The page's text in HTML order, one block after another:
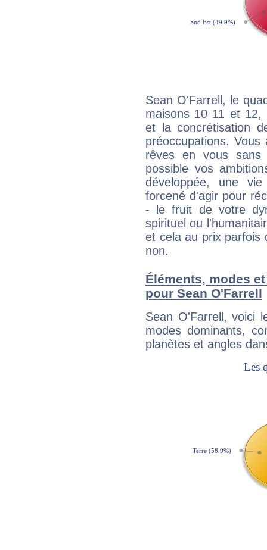
Sean O'Farrell, le
maisons 10 11 et 12,
et la concrétisation
préoccupations.
rêves en vous sans
possible vos
développée, une
forcené d'agir pour
- le fruit de votre
spirituel ou
et cela au prix parfois
non.
Éléments, modes
pour Sean O'Farrell
Sean O'Farrell, voici
modes dominants,
planètes et angles